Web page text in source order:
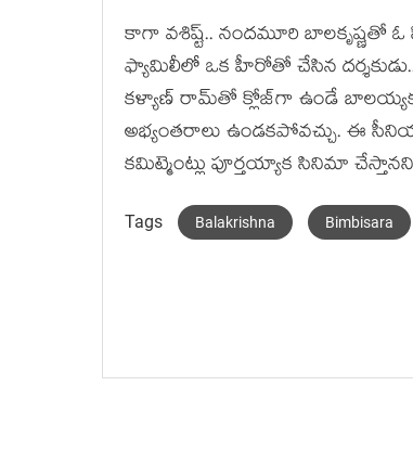
కాగా వశిష్ట్.. నందమూరి
ఫ్యామిలీలో ఒక హీరోతో చేసిన
కళ్యాణ్‌ రామ్‌తో క్లోజ్‌గా ఉండే
అభ్యంతరాలు ఉండకపోవచ్చు. ఈ
కమిట్మెంట్లు పూర్తయ్యాక సినిమా
Tags Balakrishna Bimbisara